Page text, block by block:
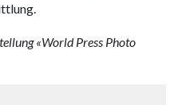
«World Press Photo